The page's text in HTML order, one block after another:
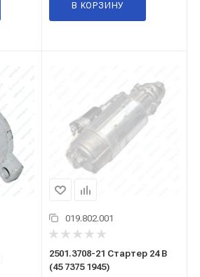
В КОРЗИНУ
019.802.001
2501.3708-21 Стартер 24 В
(45 7375 1945)